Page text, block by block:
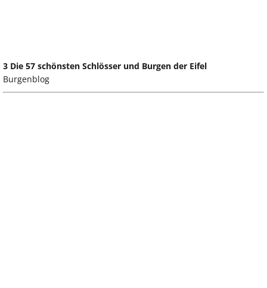
3 Die 57 schönsten Schlösser und Burgen der Eifel
Burgenblog